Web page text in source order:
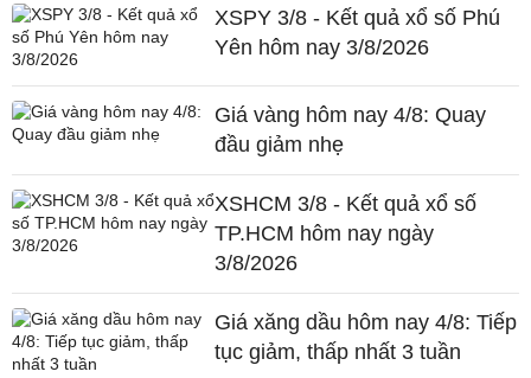
XSPY 3/8 - Kết quả xổ số Phú
Yên hôm nay 3/8/2026
Giá vàng hôm nay 4/8: Quay
đầu giảm nhẹ
XSHCM 3/8 - Kết quả xổ số
TP.HCM hôm nay ngày
3/8/2026
Giá xăng dầu hôm nay 4/8: Tiếp
tục giảm, thấp nhất 3 tuần